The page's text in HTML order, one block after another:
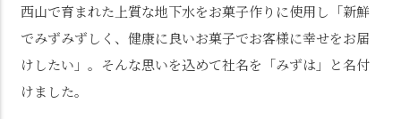
西山で育まれた上質な地下水をお菓子作りに使用し「新鮮
でみずみずしく、健康に良いお菓子でお客様に幸せをお届
けしたい」。そんな思いを込めて社名を「みずは」と名付
けました。